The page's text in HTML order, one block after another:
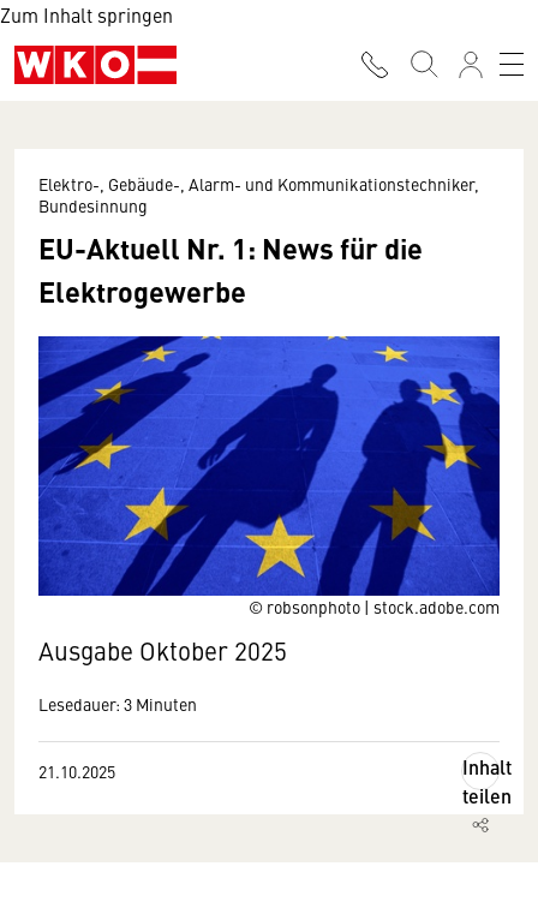
Zum Inhalt springen
© robsonphoto | stock.adobe.com
Elektro-, Gebäude-, Alarm- und Kommunikationstechniker,
Bundesinnung
EU-Aktuell Nr. 1: News für die
Elektrogewerbe
Ausgabe Oktober 2025
Lesedauer: 3 Minuten
21.10.2025
Inhalt
teilen